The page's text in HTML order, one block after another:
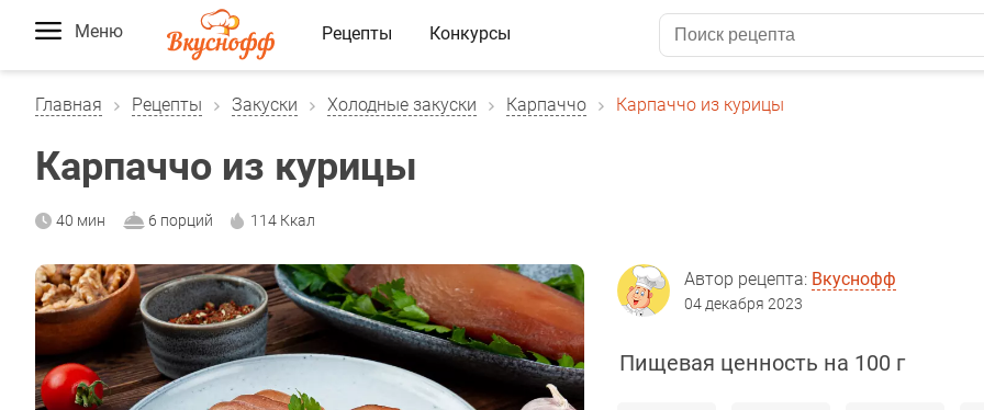
Меню Рецепты Конкурсы
Главная Рецепты Закуски Холодные закуски Карпаччо Карпаччо из курицы
Карпаччо из курицы
40 мин 6 порций 114 Ккал
Автор рецепта: Вкуснофф
04 декабря 2023
Пищевая ценность на 100 г